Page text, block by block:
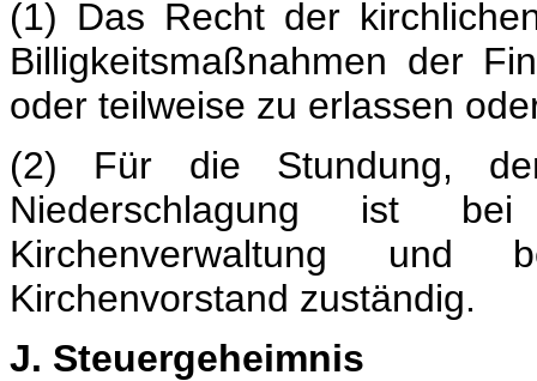
(1) Das Recht der
Billigkeitsmaßnahmen der
oder teilweise zu erlassen
(2) Für die Stundung,
Niederschlagung ist
Kirchenverwaltung und
Kirchenvorstand zuständig.
J. Steuergeheimnis